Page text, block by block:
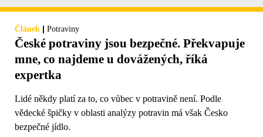
Článek | Potraviny
České potraviny jsou bezpečné. Překvapuje
mne, co najdeme u dovážených, říká
expertka
Lidé někdy platí za to, co vůbec v potravině není. Podle
vědecké špičky v oblasti analýzy potravin má však Česko
bezpečné jídlo.